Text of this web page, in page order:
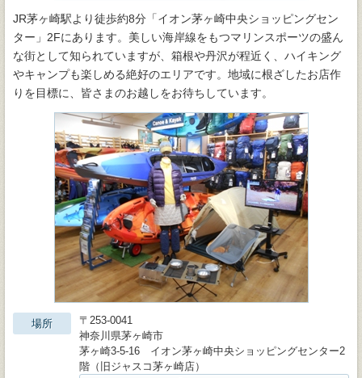
JR茅ヶ崎駅より徒歩約8分「イオン茅ヶ崎中央ショッピングセン
ター」2Fにあります。美しい海岸線をもつマリンスポーツの盛ん
な街として知られていますが、箱根や丹沢が程近く、ハイキング
やキャンプも楽しめる絶好のエリアです。地域に根ざしたお店作
りを目標に、皆さまのお越しをお待ちしています。
場所
〒253-0041
神奈川県茅ヶ崎市
茅ヶ崎3-5-16 イオン茅ヶ崎中央ショッピングセンター2
階（旧ジャスコ茅ヶ崎店）